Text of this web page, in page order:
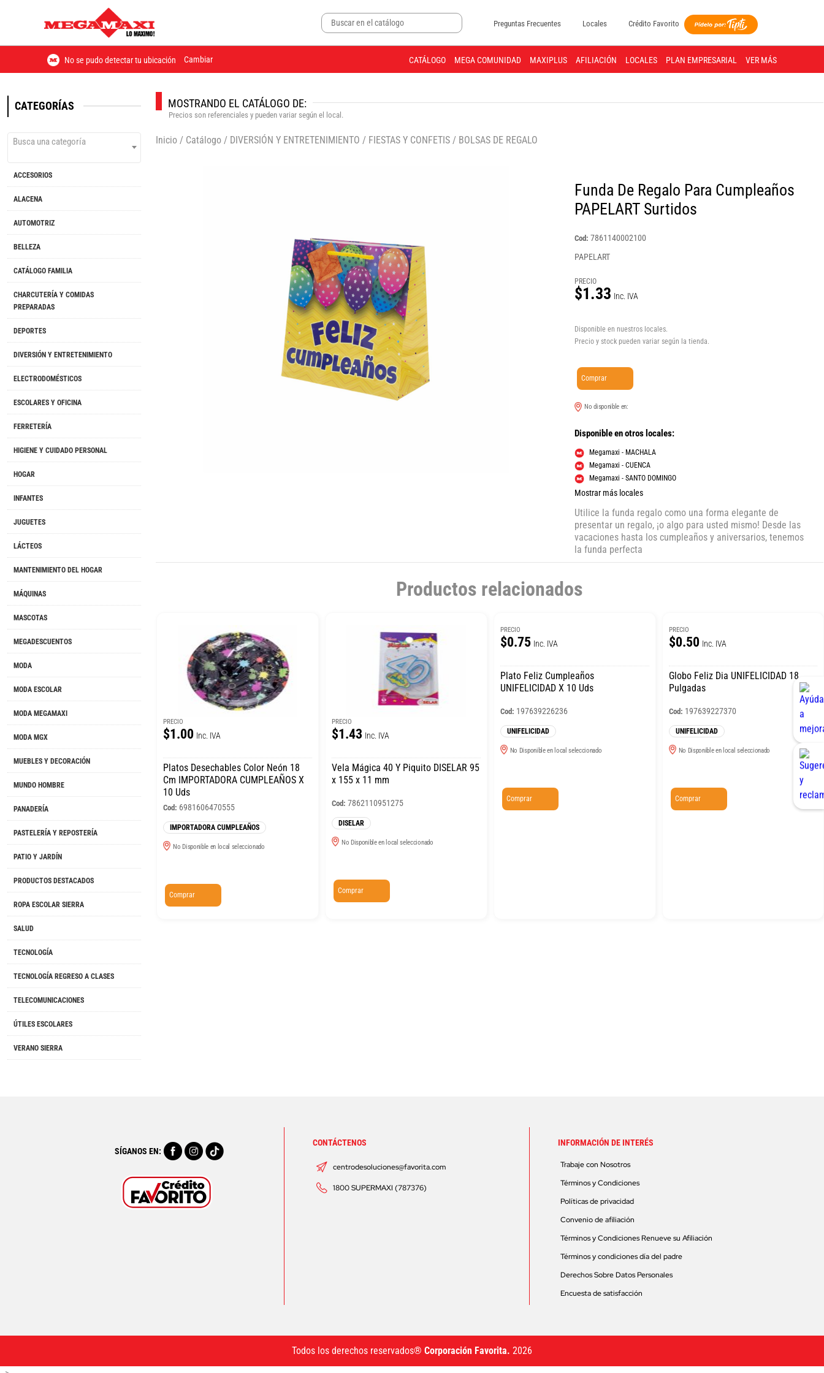
Preguntas Frecuentes Locales Crédito Favorito
No se pudo detectar tu ubicación Cambiar CATÁLOGO MEGA COMUNIDAD MAXIPLUS AFILIACIÓN LOCALES PLAN EMPRESARIAL VER MÁS
CATEGORÍAS
Busca una categoría
ACCESORIOS
ALACENA
AUTOMOTRIZ
BELLEZA
CATÁLOGO FAMILIA
CHARCUTERÍA Y COMIDAS
PREPARADAS
DEPORTES
DIVERSIÓN Y ENTRETENIMIENTO
ELECTRODOMÉSTICOS
ESCOLARES Y OFICINA
FERRETERÍA
HIGIENE Y CUIDADO PERSONAL
HOGAR
INFANTES
JUGUETES
LÁCTEOS
MANTENIMIENTO DEL HOGAR
MÁQUINAS
MASCOTAS
MEGADESCUENTOS
MODA
MODA ESCOLAR
MODA MEGAMAXI
MODA MGX
MUEBLES Y DECORACIÓN
MUNDO HOMBRE
PANADERÍA
PASTELERÍA Y REPOSTERÍA
PATIO Y JARDÍN
PRODUCTOS DESTACADOS
ROPA ESCOLAR SIERRA
SALUD
TECNOLOGÍA
TECNOLOGÍA REGRESO A CLASES
TELECOMUNICACIONES
ÚTILES ESCOLARES
VERANO SIERRA
MOSTRANDO EL CATÁLOGO DE:
Precios son referenciales y pueden variar según el local.
Inicio / Catálogo / DIVERSIÓN Y ENTRETENIMIENTO / FIESTAS Y CONFETIS / BOLSAS DE REGALO
Funda De Regalo Para Cumpleaños
PAPELART Surtidos
Cod: 7861140002100
PAPELART
PRECIO
$1.33 Inc. IVA
Disponible en nuestros locales.
Precio y stock pueden variar según la tienda.
Comprar
No disponible en:
Disponible en otros locales:
Megamaxi - MACHALA
Megamaxi - CUENCA
Megamaxi - SANTO DOMINGO
Mostrar más locales
Utilice la funda regalo como una forma elegante de
presentar un regalo, ¡o algo para usted mismo! Desde las
vacaciones hasta los cumpleaños y aniversarios, tenemos
la funda perfecta
Productos relacionados
PRECIO
$1.00 Inc. IVA
Platos Desechables Color Neón 18
Cm IMPORTADORA CUMPLEAÑOS X
10 Uds
Cod: 6981606470555
IMPORTADORA CUMPLEAÑOS
No Disponible en local seleccionado
Comprar
PRECIO
$1.43 Inc. IVA
Vela Mágica 40 Y Piquito DISELAR 95
x 155 x 11 mm
Cod: 7862110951275
DISELAR
No Disponible en local seleccionado
Comprar
PRECIO
$0.75 Inc. IVA
Plato Feliz Cumpleaños
UNIFELICIDAD X 10 Uds
Cod: 197639226236
UNIFELICIDAD
No Disponible en local seleccionado
Comprar
PRECIO
$0.50 Inc. IVA
Globo Feliz Dia UNIFELICIDAD 18
Pulgadas
Cod: 197639227370
UNIFELICIDAD
No Disponible en local seleccionado
Comprar
SÍGANOS EN:
CONTÁCTENOS
centrodesoluciones@favorita.com
1800 SUPERMAXI (787376)
INFORMACIÓN DE INTERÉS
Trabaje con Nosotros
Términos y Condiciones
Políticas de privacidad
Convenio de afiliación
Términos y Condiciones Renueve su Afiliación
Términos y condiciones día del padre
Derechos Sobre Datos Personales
Encuesta de satisfacción
Todos los derechos reservados® Corporación Favorita. 2026